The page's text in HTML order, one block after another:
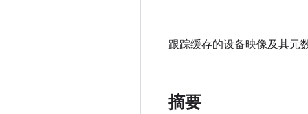
跟踪缓存的设备映像及其元
摘要